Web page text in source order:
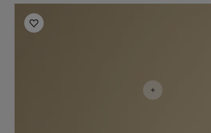
Living Room Inspiration